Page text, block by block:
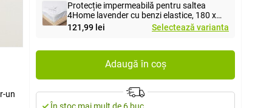
Protecție impermeabilă pentru saltea
4Home lavender cu benzi elastice, 180 x
200 cm
121,99 lei Selectează varianta
Adaugă în coș
un